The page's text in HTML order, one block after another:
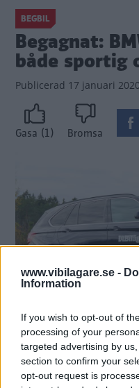
www.vibilagare.se -
Information
If you wish to opt-out of
processing of your
targeted advertising by
section to confirm your
opt-out request is
BEGBIL
Begagnat:
både sportig
Publicerad 17 januari 2020
Gasa (1) Bromsa
BMW X5 klarar vägen till
BMW har försökt
sportbilsegenskaper
bil. En lyckad